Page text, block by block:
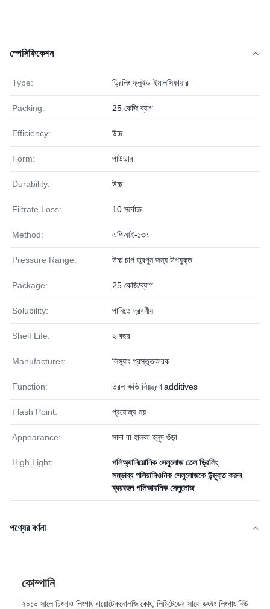
স্পেসিফিকেশন
Type: ড্রিলিং ফ্লুইড ইমালসিফায়ার
Packing: 25 কেজি ব্যাগ
Efficiency: উচ্চ
Form: পাউডার
Durability: উচ্চ
Filtrate Loss: 10 সর্বোচ্চ
Method: এপিআই-১৩এ
Pressure Range: উচ্চ চাপ তুরপুন জন্য উপযুক্ত
Package: 25 কেজি/ব্যাগ
Solubility: পানিতে দ্রবণীয়
Shelf Life: ২ বছর
Manufacturer: লিঙ্গুয়াং প্রস্তুতকারক
Function: তরল ক্ষতি নিয়ন্ত্রণ additives
Flash Point: প্রযোজ্য নয়
Appearance: সাদা বা হালকা হলুদ গুঁড়া
High Light: পলিঅ্যানিয়োনিক সেলুলোজ তেল ড্রিলিং,
সম্ভাব্য পলিয়ানিওনিক সেলুলোজকে উন্মুক্ত করুন,
ব্যয়বহুল পলিআয়নিক সেলুলোজ
পণ্যের বর্ণনা
কোম্পানি
২০১০ সালে চিংদাও লিংগাং বায়োটেকনোলজি কোং, লিমিটেডের সাথে ডংইং লিংগাং নিউ